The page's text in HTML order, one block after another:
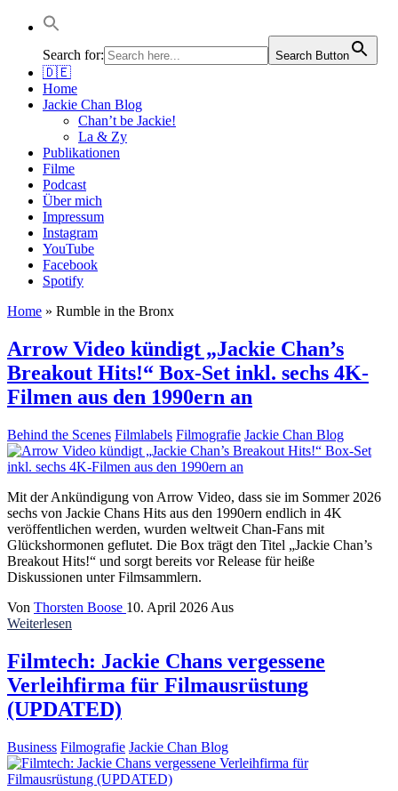
Jackie Chan Deutschland | Thorsten Boose
Autor & Jackie-Chan-Historiker
Search for:
Search Button
🇩🇪
Home
Jackie Chan Blog
Chan’t be Jackie!
La & Zy
Publikationen
Filme
Podcast
Über mich
Impressum
Instagram
YouTube
Facebook
Spotify
Home » Rumble in the Bronx
Arrow Video kündigt „Jackie Chan’s
Breakout Hits!“ Box-Set inkl. sechs 4K-
Filmen aus den 1990ern an
Behind the Scenes Filmlabels Filmografie Jackie Chan Blog
Mit der Ankündigung von Arrow Video, dass sie im Sommer 2026
sechs von Jackie Chans Hits aus den 1990ern endlich in 4K
veröffentlichen werden, wurden weltweit Chan-Fans mit
Glückshormonen geflutet. Die Box trägt den Titel „Jackie Chan’s
Breakout Hits!“ und sorgt bereits vor Release für heiße
Diskussionen unter Filmsammlern.
Von Thorsten Boose 10. April 2026 Aus
Weiterlesen
Filmtech: Jackie Chans vergessene
Verleihfirma für Filmausrüstung
(UPDATED)
Business Filmografie Jackie Chan Blog